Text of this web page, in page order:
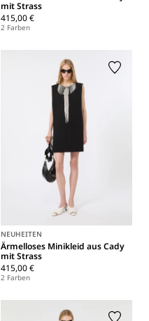
mit Strass
415,00 €
2 Farben
NEUHEITEN
Ärmelloses Minikleid aus Cady
mit Strass
415,00 €
2 Farben